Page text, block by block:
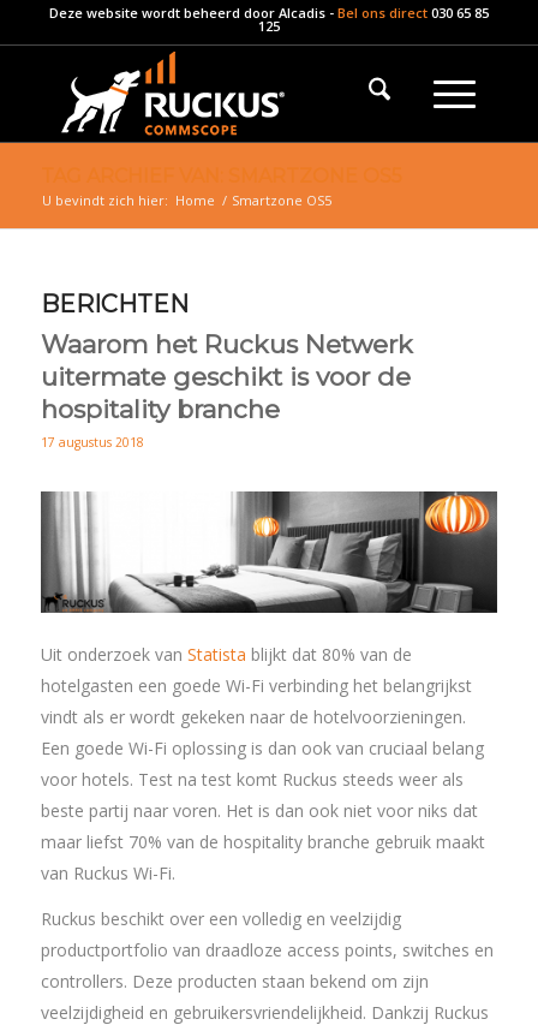
Deze website wordt beheerd door Alcadis- Bel ons direct 030 65 85
125
U bevindt zich hier: Home / Smartzone OS5
BERICHTEN
Waarom het Ruckus Netwerk
uitermate geschikt is voor de
hospitality branche
17 augustus 2018
Uit onderzoek van Statista blijkt dat 80% van de
hotelgasten een goede Wi-Fi verbinding het belangrijkst
vindt als er wordt gekeken naar de hotelvoorzieningen.
Een goede Wi-Fi oplossing is dan ook van cruciaal belang
voor hotels. Test na test komt Ruckus steeds weer als
beste partij naar voren. Het is dan ook niet voor niks dat
maar liefst 70% van de hospitality branche gebruik maakt
van Ruckus Wi-Fi.
Ruckus beschikt over een volledig en veelzijdig
productportfolio van draadloze access points, switches en
controllers. Deze producten staan bekend om zijn
veelzijdigheid en gebruikersvriendelijkheid. Dankzij Ruckus